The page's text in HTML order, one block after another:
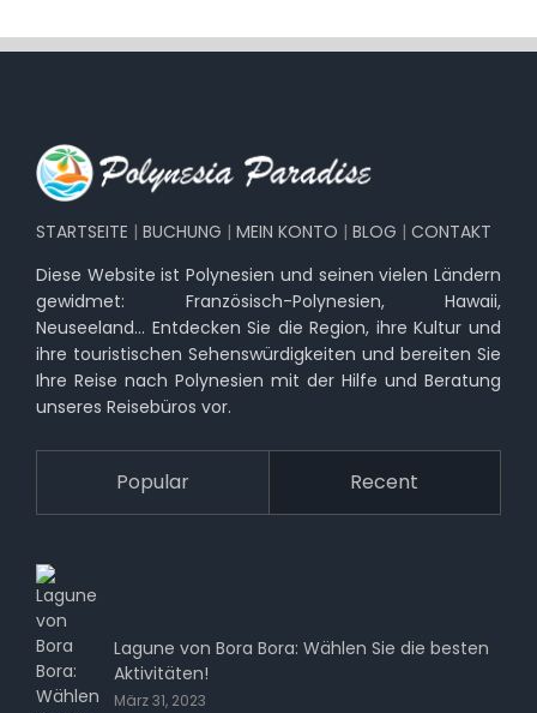
STARTSEITE | BUCHUNG | MEIN KONTO | BLOG | CONTAKT
Diese Website ist Polynesien und seinen vielen Ländern
gewidmet: Französisch-Polynesien, Hawaii,
Neuseeland… Entdecken Sie die Region, ihre Kultur und
ihre touristischen Sehenswürdigkeiten und bereiten Sie
Ihre Reise nach Polynesien mit der Hilfe und Beratung
unseres Reisebüros vor.
Popular Recent
Lagune von Bora Bora: Wählen Sie die besten
Aktivitäten!
März 31, 2023